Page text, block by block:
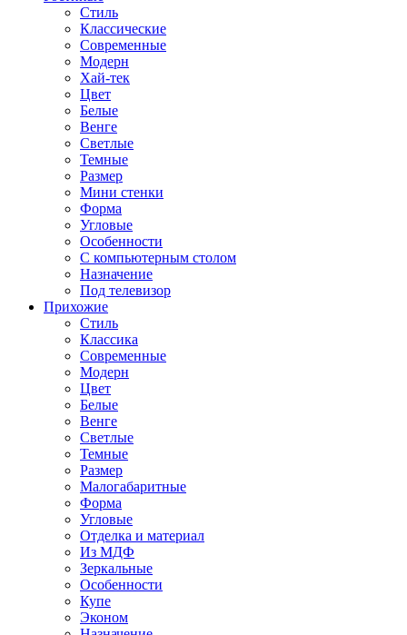
Стиль
Классические
Современные
Модерн
Хай-тек
Цвет
Белые
Венге
Светлые
Темные
Размер
Мини стенки
Форма
Угловые
Особенности
С компьютерным столом
Назначение
Под телевизор
Прихожие
Стиль
Классика
Современные
Модерн
Цвет
Белые
Венге
Светлые
Темные
Размер
Малогабаритные
Форма
Угловые
Отделка и материал
Из МДФ
Зеркальные
Особенности
Купе
Эконом